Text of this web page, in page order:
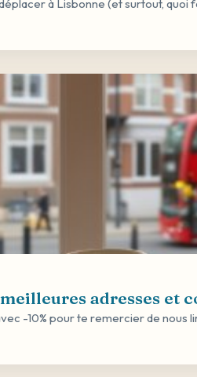
à Lisbonne (et surtout, quoi
adresses et
-10% pour te remercier de nous